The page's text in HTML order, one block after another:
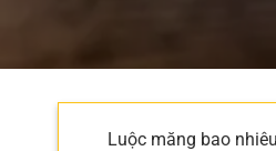
Luộc măng bao